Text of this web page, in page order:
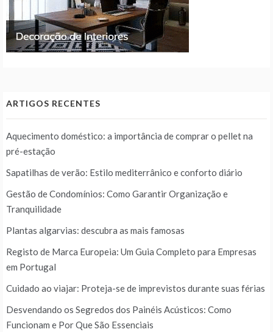
ARTIGOS RECENTES
Aquecimento doméstico: a importância de comprar o pellet na
pré-estação
Sapatilhas de verão: Estilo mediterrânico e conforto diário
Gestão de Condomínios: Como Garantir Organização e
Tranquilidade
Plantas algarvias: descubra as mais famosas
Registo de Marca Europeia: Um Guia Completo para Empresas
em Portugal
Cuidado ao viajar: Proteja-se de imprevistos durante suas férias
Desvendando os Segredos dos Painéis Acústicos: Como
Funcionam e Por Que São Essenciais